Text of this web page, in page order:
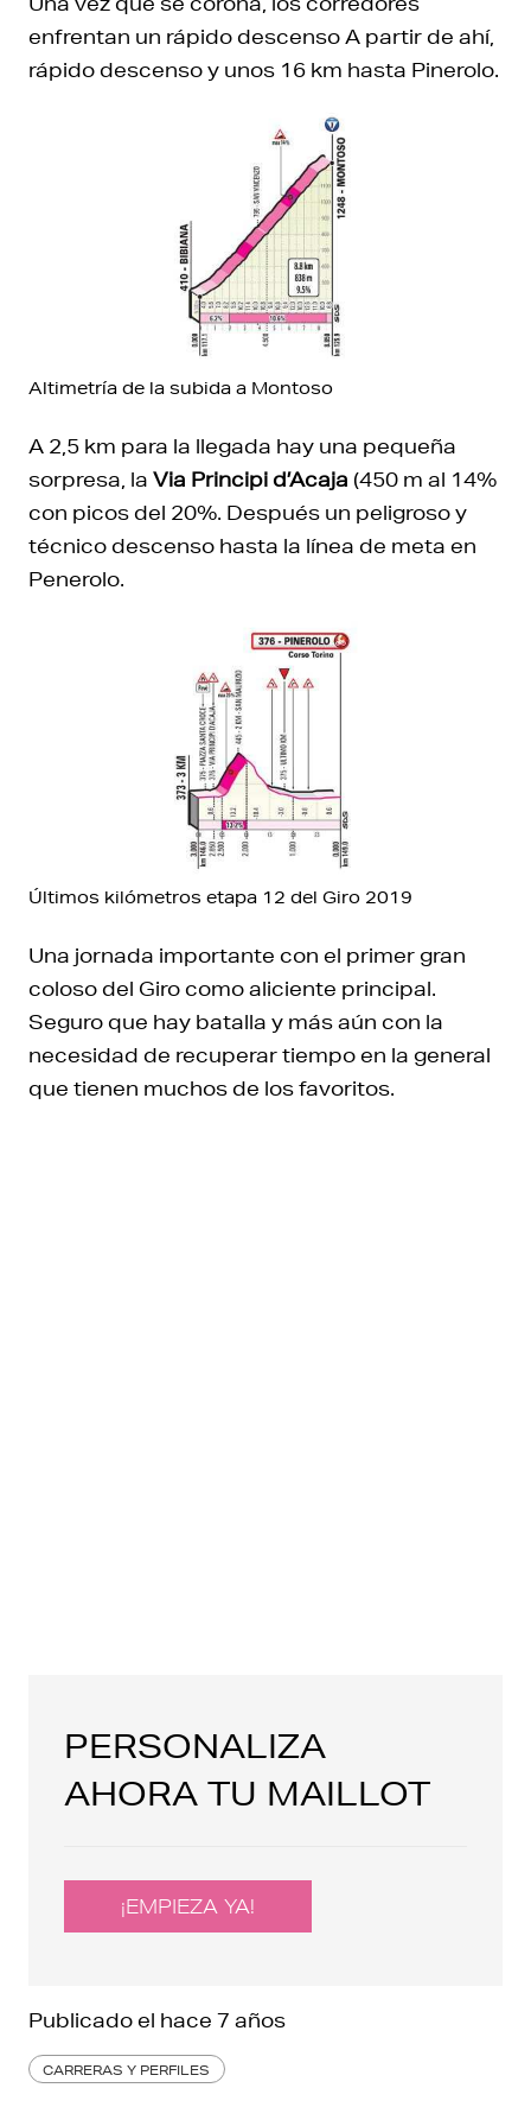
enfrentan un rápido descenso A partir de ahí,
rápido descenso y unos 16 km hasta Pinerolo.
Altimetría de la subida a Montoso
A 2,5 km para la llegada hay una pequeña
sorpresa, la Via Principi d’Acaja (450 m al 14%
con picos del 20%. Después un peligroso y
técnico descenso hasta la línea de meta en
Penerolo.
Últimos kilómetros etapa 12 del Giro 2019
Una jornada importante con el primer gran
coloso del Giro como aliciente principal.
Seguro que hay batalla y más aún con la
necesidad de recuperar tiempo en la general
que tienen muchos de los favoritos.
PERSONALIZA
AHORA TU MAILLOT
¡EMPIEZA YA!
Publicado el hace 7 años
CARRERAS Y PERFILES